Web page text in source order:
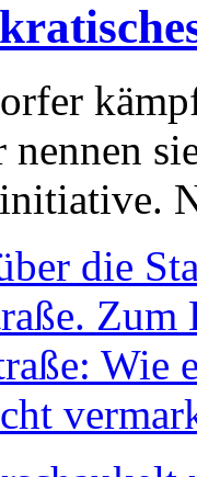
nennen
die
Zum
Wie